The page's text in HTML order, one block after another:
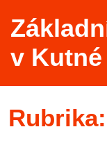
v
Rubrika: